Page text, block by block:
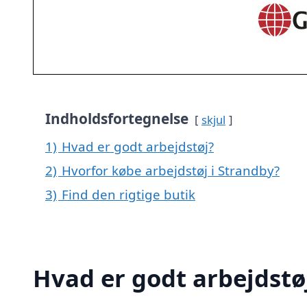
Indholdsfortegnelse skjul
1) Hvad er godt arbejdstøj?
2) Hvorfor købe arbejdstøj i Strandby?
3) Find den rigtige butik
Hvad er godt